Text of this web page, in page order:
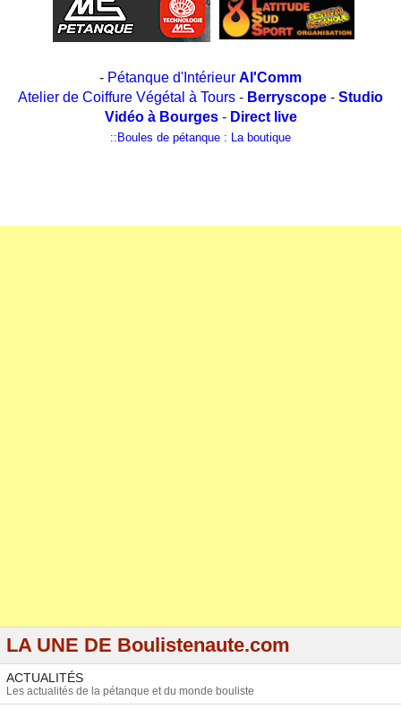
- Pétanque d'Intérieur Al'Comm
Atelier de Coiffure Végétal à Tours - Berryscope - Studio
Vidéo à Bourges- Direct live
:: Boules de pétanque : La boutique
LA UNE DE Boulistenaute.com
ACTUALITÉS
Les actualités de la pétanque et du monde bouliste